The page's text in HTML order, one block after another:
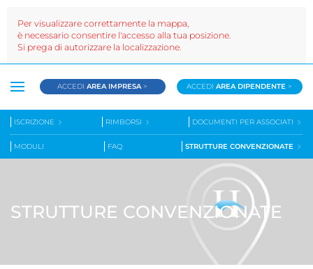
ACCEDIAREA IMPRESA > ACCEDIAREA DIPENDENTE >
ISCRIZIONE RIMBORSI DOCUMENTI PER ASSOCIATI
MODULI FAQ STRUTTURE CONVENZIONATE
STRUTTURE CONVENZIONATE
Per visualizzare correttamente la mappa,
è necessario consentire l'accesso alla tua posizione.
Si prega di autorizzare la localizzazione.